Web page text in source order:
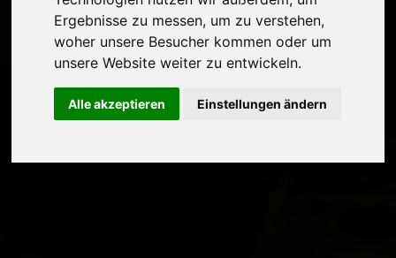
Ergebnisse zu messen, um zu verstehen,
woher unsere Besucher kommen oder um
unsere Website weiter zu entwickeln.
Alle akzeptieren Einstellungen ändern